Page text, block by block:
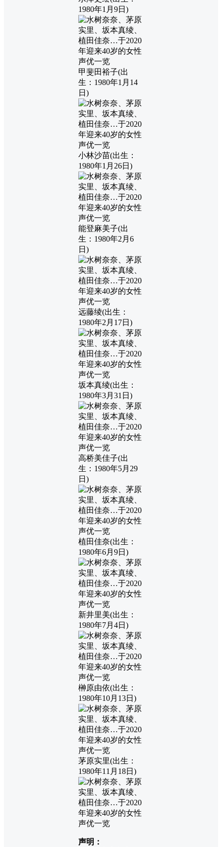
1980年1月9日)
甲斐田裕子(出
生：1980年1月14
日)
小林沙苗(出生：
1980年1月26日)
能登麻美子(出
生：1980年2月6
日)
远藤绫(出生：
1980年2月17日)
坂本真绫(出生：
1980年3月31日)
高桥美佳子(出
生：1980年5月29
日)
植田佳奈(出生：
1980年6月9日)
新井里美(出生：
1980年7月4日)
榊原由依(出生：
1980年10月13日)
茅原实里(出生：
1980年11月18日)
声明：